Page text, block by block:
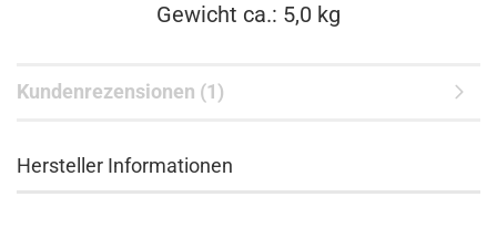
Gewicht ca.: 5,0 kg
Kundenrezensionen (1)
Hersteller Informationen